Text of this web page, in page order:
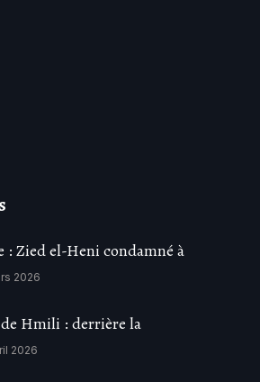
: Zied el-Heni condamné à
2026
Hmili : derrière la
2026